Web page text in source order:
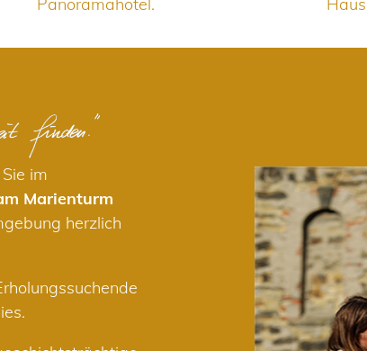
im
Marienturm
herzlich